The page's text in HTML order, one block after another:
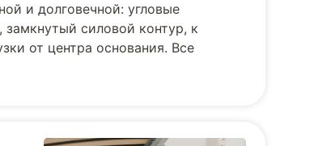
и долговечной: угловые
силовой контур, к
от центра основания. Все